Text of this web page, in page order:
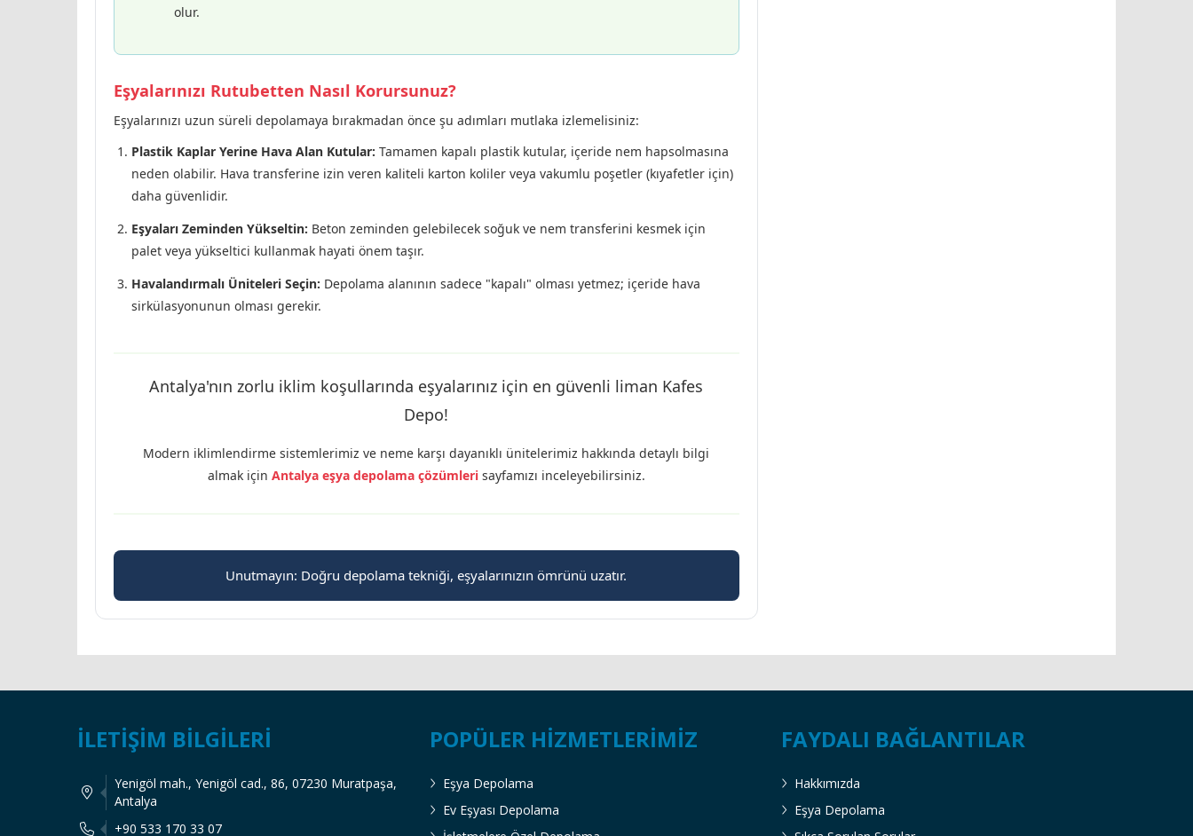
olur.
Eşyalarınızı Rutubetten Nasıl Korursunuz?
Eşyalarınızı uzun süreli depolamaya bırakmadan önce şu adımları mutlaka izlemelisiniz:
Plastik Kaplar Yerine Hava Alan Kutular: Tamamen kapalı plastik kutular, içeride nem hapsolmasına
neden olabilir. Hava transferine izin veren kaliteli karton koliler veya vakumlu poşetler (kıyafetler için)
daha güvenlidir.
Eşyaları Zeminden Yükseltin: Beton zeminden gelebilecek soğuk ve nem transferini kesmek için
palet veya yükseltici kullanmak hayati önem taşır.
Havalandırmalı Üniteleri Seçin: Depolama alanının sadece "kapalı" olması yetmez; içeride hava
sirkülasyonunun olması gerekir.
Antalya'nın zorlu iklim koşullarında eşyalarınız için en güvenli liman Kafes
Depo!
Modern iklimlendirme sistemlerimiz ve neme karşı dayanıklı ünitelerimiz hakkında detaylı bilgi
almak için Antalya eşya depolama çözümlerisayfamızı inceleyebilirsiniz.
Unutmayın: Doğru depolama tekniği, eşyalarınızın ömrünü uzatır.
İLETIŞIM BILGILERI
Yenigöl mah., Yenigöl cad., 86, 07230 Muratpaşa,
Antalya
+90 533 170 33 07
POPÜLER HIZMETLERIMIZ
Eşya Depolama
Ev Eşyası Depolama
FAYDALI BAĞLANTILAR
Hakkımızda
Eşya Depolama